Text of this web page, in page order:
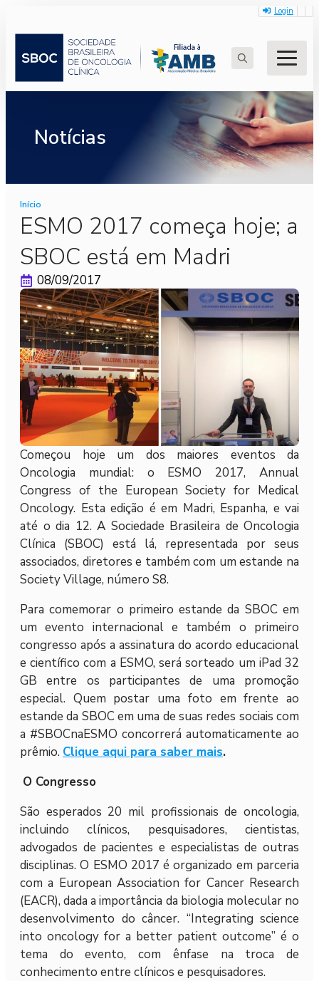
Login
for:
Notícias
Início
ESMO 2017 começa hoje; a
SBOC está em Madri
08/09/2017
Começou hoje um dos maiores eventos da
Oncologia mundial: o ESMO 2017, Annual
Congress of the European Society for Medical
Oncology. Esta edição é em Madri, Espanha, e vai
até o dia 12. A Sociedade Brasileira de Oncologia
Clínica (SBOC) está lá, representada por seus
associados, diretores e também com um estande na
Society Village, número S8.
Para comemorar o primeiro estande da SBOC em
um evento internacional e também o primeiro
congresso após a assinatura do acordo educacional
e científico com a ESMO, será sorteado um iPad 32
GB entre os participantes de uma promoção
especial. Quem postar uma foto em frente ao
estande da SBOC em uma de suas redes sociais com
a #SBOCnaESMO concorrerá automaticamente ao
prêmio. Clique aqui para saber mais.
O Congresso
São esperados 20 mil profissionais de oncologia,
incluindo clínicos, pesquisadores, cientistas,
advogados de pacientes e especialistas de outras
disciplinas. O ESMO 2017 é organizado em parceria
com a European Association for Cancer Research
(EACR), dada a importância da biologia molecular no
desenvolvimento do câncer. “Integrating science
into oncology for a better patient outcome” é o
tema do evento, com ênfase na troca de
conhecimento entre clínicos e pesquisadores.